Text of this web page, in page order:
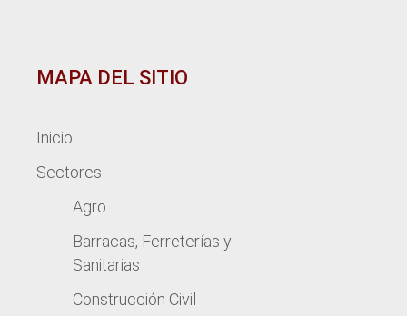
MAPA DEL SITIO
Inicio
Sectores
Agro
Barracas, Ferreterías y
Sanitarias
Construcción Civil